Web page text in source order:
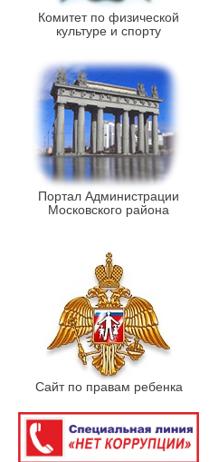
Комитет по физической
культуре и спорту
Портал Администрации
Московского района
Сайт по правам ребенка